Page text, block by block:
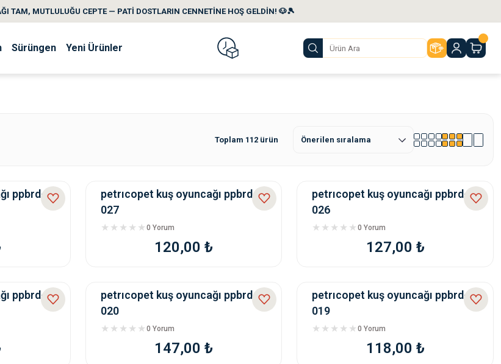
TAM, MUTLULUĞU CEPTE — PATİ DOSTLARIN CENNETİNE HOŞ GELDİN! 🐶🎾
Sürüngen Yeni Ürünler
Toplam 112 ürün
ppbrd-
petrıcopet kuş oyuncağı ppbrd-
027
0 Yorum
120,00 ₺
petrıcopet kuş oyuncağı ppbrd-
026
0 Yorum
127,00 ₺
ppbrd-
petrıcopet kuş oyuncağı ppbrd-
020
0 Yorum
147,00 ₺
petrıcopet kuş oyuncağı ppbrd-
019
0 Yorum
118,00 ₺